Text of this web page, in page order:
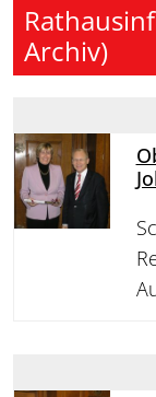
Archiv)